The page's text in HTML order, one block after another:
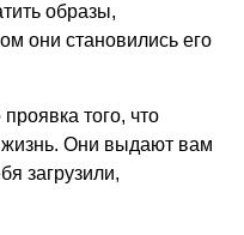
образы,
они становились его
того, что
жизнь. Они выдают вам
загрузили,